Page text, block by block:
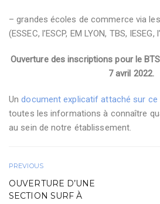
– grandes écoles de commerce via
(ESSEC, l’ESCP, EM LYON, TBS, IESEG,
Ouverture des inscriptions pour le
7 avril 2022.
Undocument explicatif attaché sur ce
toutes les informations à connaître
au sein de notre établissement.
PREVIOUS
OUVERTURE D’UNE
SECTION SURF À